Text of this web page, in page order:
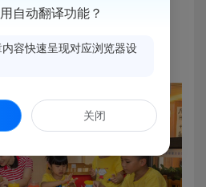
惠性民办园。
公办园
自动翻译功能？
容快速呈现对应浏览器设
关闭